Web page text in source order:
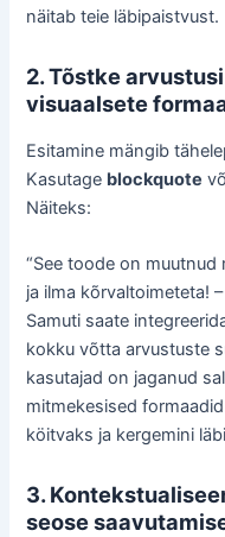
näitab teie läbipaistvust.
2. Tõstke
visuaalsete
Esitamine mängib
Kasutage blockquote
Näiteks:
“See toode on muutnud
ja ilma kõrvaltoimeteta! –
Samuti saate
kokku võtta arvustuste
kasutajad on jaganud
mitmekesised
köitvaks ja kergemini
3.
seose